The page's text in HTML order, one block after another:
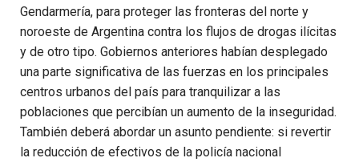
Gendarmería, para proteger las fronteras del norte y
noroeste de Argentina contra los flujos de drogas ilícitas
y de otro tipo. Gobiernos anteriores habían desplegado
una parte significativa de las fuerzas en los principales
centros urbanos del país para tranquilizar a las
poblaciones que percibían un aumento de la inseguridad.
También deberá abordar un asunto pendiente: si revertir
la reducción de efectivos de la policía nacional